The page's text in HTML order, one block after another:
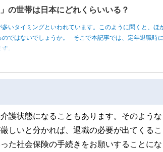
の世帯は日本にどれくらいいる？
いタイミングといわれています。このように聞くと、ほ
のではないでしょうか。 そこで本記事では、定年退職時
。
護状態になることもあります。そのよう
しいと分かれば、退職の必要が出てくる
た社会保険の手続きをお願いすることにな